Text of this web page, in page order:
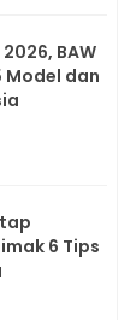
BAW
Model dan
6 Tips